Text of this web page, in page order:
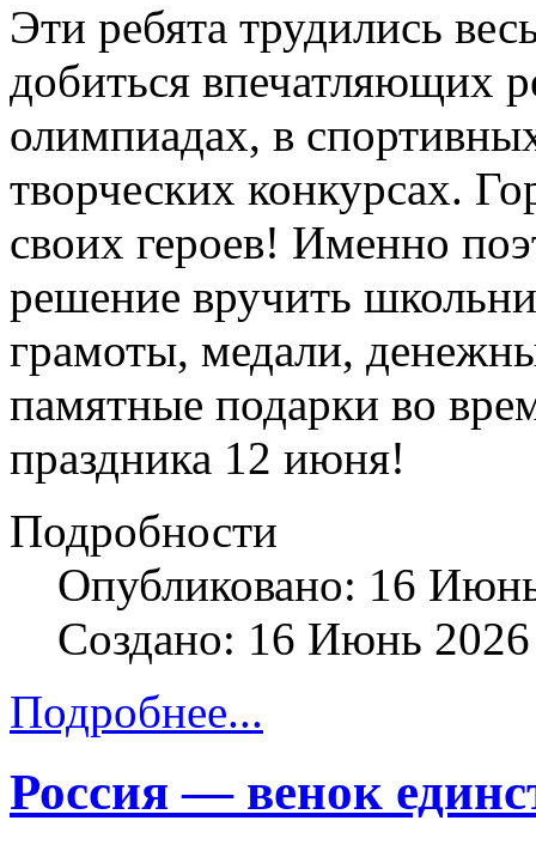
Эти ребята трудились
добиться впечатляющих
олимпиадах, в
творческих конкурсах.
своих героев! Именно
решение вручить
грамоты, медали,
памятные подарки во
праздника 12 июня!
Подробности
Опубликовано: 16
Создано: 16 Июнь 2026
Подробнее...
Россия — венок